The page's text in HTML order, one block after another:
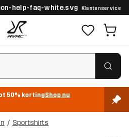
Klantenservice
tot 50% kortingShop nu
Sportshirts